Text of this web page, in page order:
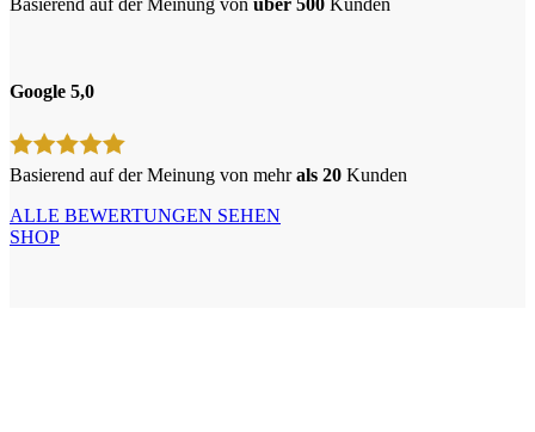
Google 5,0
Basierend auf der Meinung von mehrals 20 Kunden
ALLE BEWERTUNGEN SEHEN
SHOP